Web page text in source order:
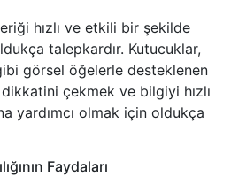
hızlı ve etkili bir şekilde
talepkardır. Kutucuklar,
görsel öğelerle desteklenen
dikkatini çekmek ve bilgiyi hızlı
yardımcı olmak için oldukça
Faydaları